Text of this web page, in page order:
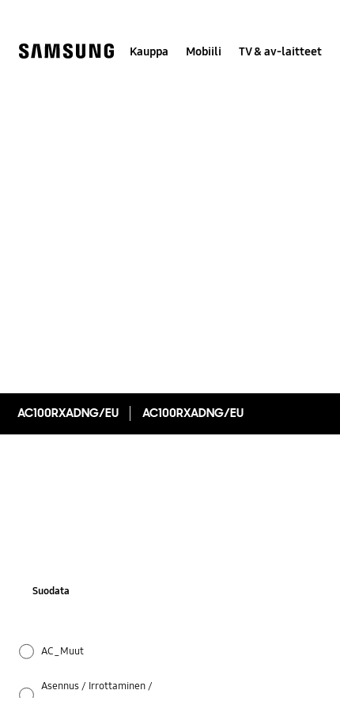
Kauppa Mobiili TV & av-laitteet
AC100RXADNG/EU AC100RXADNG/EU
Suodata
AC_Muut
Asennus / Irrottaminen /